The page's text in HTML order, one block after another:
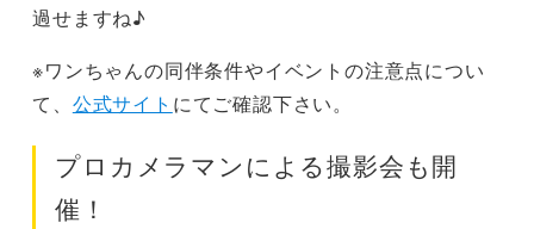
過せますね♪
※ワンちゃんの同伴条件やイベントの注意点につい
て、 公式サイト にてご確認下さい。
プロカメラマンによる撮影会も開
催！